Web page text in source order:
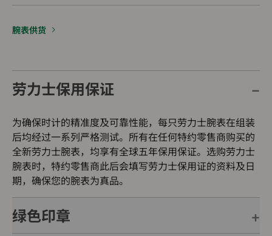
腕表供货
劳力士保用保证
为确保时计的精准度及可靠性能，每只劳力士腕表在组装
后均经过一系列严格测试。所有在任何特约零售商购买的
全新劳力士腕表，均享有全球五年保用保证。选购劳力士
腕表时，特约零售商此后会填写劳力士保用证的资料及日
期，确保您的腕表为真品。
绿色印章